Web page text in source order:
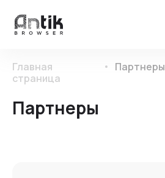
Главная
страница
Партнеры
Партнеры